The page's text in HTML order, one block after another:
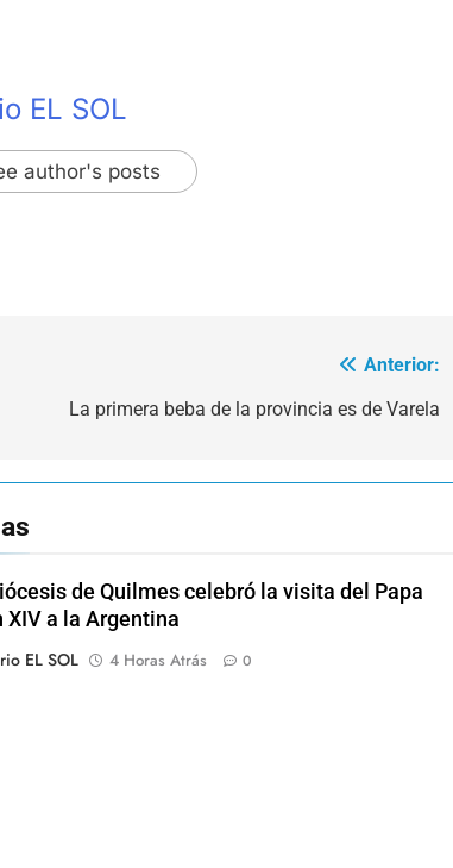
EL SOL
author's posts
Anterior:
La primera beba de la provincia es de Varela
de Quilmes celebró la visita del Papa
XIV a la Argentina
EL SOL
4 Horas Atrás 0